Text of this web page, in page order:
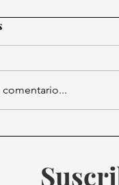
Castillo Asumirá
comentario...